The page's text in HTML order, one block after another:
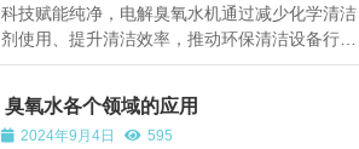
科技赋能纯净，电解臭氧水机通过减少化学清洁
剂使用、提升清洁效率，推动环保清洁设备行业
向绿色智能方向发展。
臭氧水各个领域的应用
2024年9月4日 595